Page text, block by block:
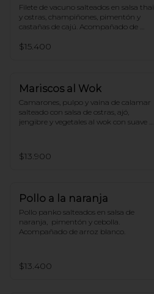
Filete de vacuno salteados en salsa thai
y ostras, champiñones, pimentón y
castañas de cajú. Acompañado de
$15.400
Mariscos al Wok
Camarones, pulpo y vaina de calamar
salteado con salsa de ostras, ajó,
jengibre y vegetales al wok con suave
$13.900
Pollo a la naranja
Pollo panko salteados en salsa de
naranja,  pimentón y cebolla.
Acompañado de arroz blanco.
$13.400